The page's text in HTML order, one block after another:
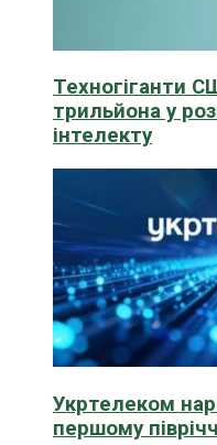
Техногіганти
трильйона у
інтелекту
Укртелеком
першому